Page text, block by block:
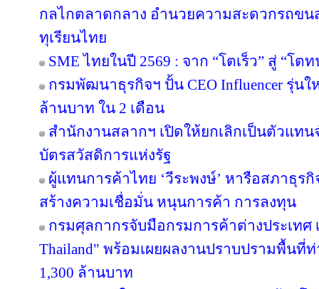
กลไกตลาดกลาง อำนวยความสะดวกรถข
ทุเรียนไทย
SME ไทยในปี 2569 : จาก “โตเร็ว” สู่ “โ
กรมพัฒนาธุรกิจฯ ปั้น CEO Influencer รุ่น
ล้านบาท ใน 2 เดือน
สำนักงานสลากฯ เปิดให้ยกเลิกเป็นตัวแทน
บัตรสวัสดิการแห่งรัฐ
ผู้แทนการค้าไทย ‘วีระพงษ์’ หารือสภาธุรกิ
สร้างความเชื่อมั่น หนุนการค้า การลงทุน
กรมศุลกากรจับมือกรมการค้าต่างประเทศ
Thailand" พร้อมเผยผลงานปราบปรามพื้นที่
1,300 ล้านบาท